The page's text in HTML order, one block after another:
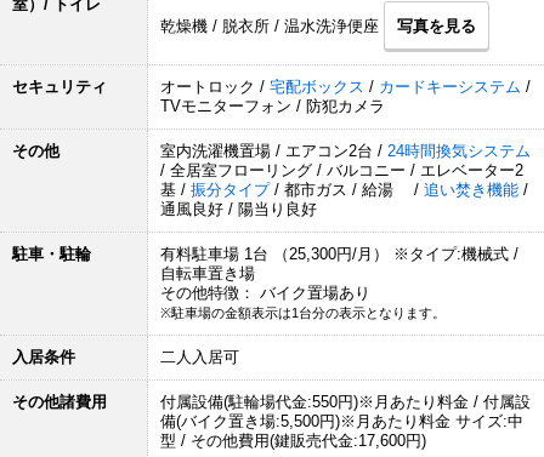
室）/ トイレ
乾燥機 / 脱衣所 / 温水洗浄便座 写真を見る
セキュリティ オートロック / 宅配ボックス / カードキーシステム /
TVモニターフォン / 防犯カメラ
その他 室内洗濯機置場 / エアコン2台 / 24時間換気システム
/ 全居室フローリング / バルコニー / エレベーター2
基 / 振分タイプ / 都市ガス / 給湯 / 追い焚き機能 /
通風良好 / 陽当り良好
駐車・駐輪
有料駐車場 1台 （25,300円/月） ※タイプ:機械式 /
自転車置き場
その他特徴： バイク置場あり
※駐車場の金額表示は1台分の表示となります。
入居条件 二人入居可
その他諸費用
付属設備(駐輪場代金:550円)※月あたり料金 / 付属設
備(バイク置き場:5,500円)※月あたり料金 サイズ:中
型 / その他費用(鍵販売代金:17,600円)